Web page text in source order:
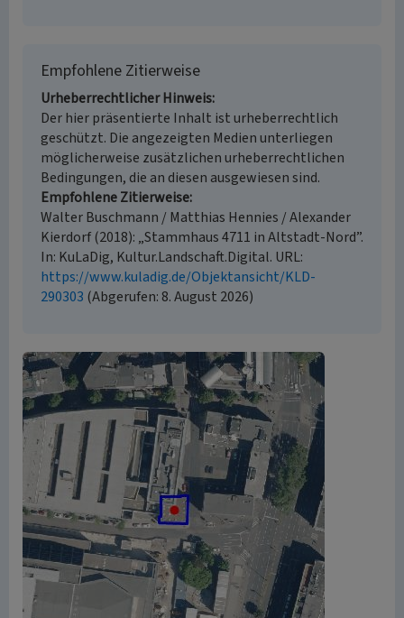
Empfohlene Zitierweise
Urheberrechtlicher Hinweis
Der hier präsentierte Inhalt ist urheberrechtlich
geschützt. Die angezeigten Medien unterliegen
möglicherweise zusätzlichen urheberrechtlichen
Bedingungen, die an diesen ausgewiesen sind.
Empfohlene Zitierweise
Walter Buschmann / Matthias Hennies / Alexander
Kierdorf (2018): „Stammhaus 4711 in Altstadt-Nord”.
In: KuLaDig, Kultur.Landschaft.Digital. URL:
https://www.kuladig.de/Objektansicht/KLD-
290303 (Abgerufen: 8. August 2026)